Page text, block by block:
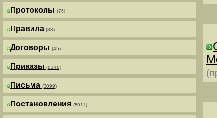
Протоколы (76)
Правила (38)
Договоры (45)
Приказы (8148)
Письма (3099)
Постановления (5011)